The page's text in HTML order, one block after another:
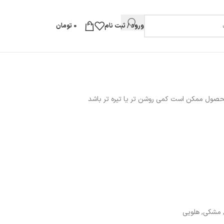
ورود / ثبت نام 0 تومان
ممکن است کمی روشن تر یا تیره تر باشد
, مشکی,هلویی